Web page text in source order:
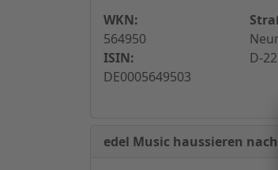
WKN:
564950
ISIN:
DE0005649503
D-
edel Music haussieren